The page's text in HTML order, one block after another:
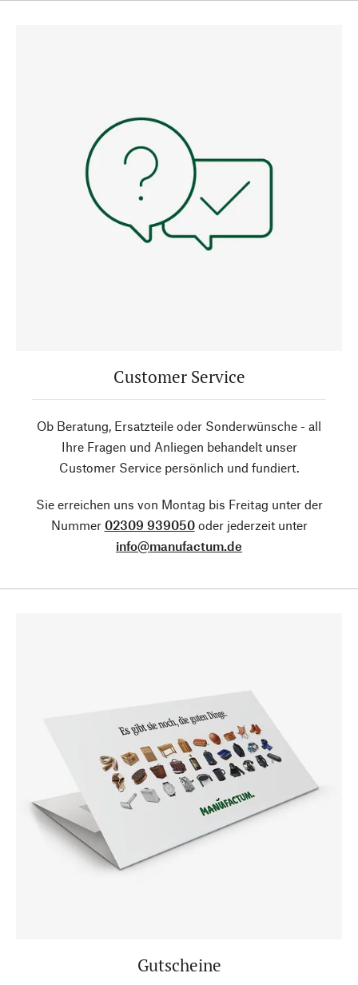
Customer Service
Ob Beratung, Ersatzteile oder Sonderwünsche - all
Ihre Fragen und Anliegen behandelt unser
Customer Service persönlich und fundiert.
Sie erreichen uns von Montag bis Freitag unter der
Nummer 02309 939050oder jederzeit unter
info@manufactum.de
Gutscheine